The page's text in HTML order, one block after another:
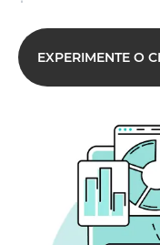
EXPERIMENTE O